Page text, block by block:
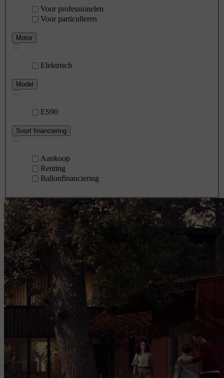
Voor professionelen
Voor particulieren
Motor
Elektrisch
Model
ES90
Soort financiering
Aankoop
Renting
Ballonfinanciering